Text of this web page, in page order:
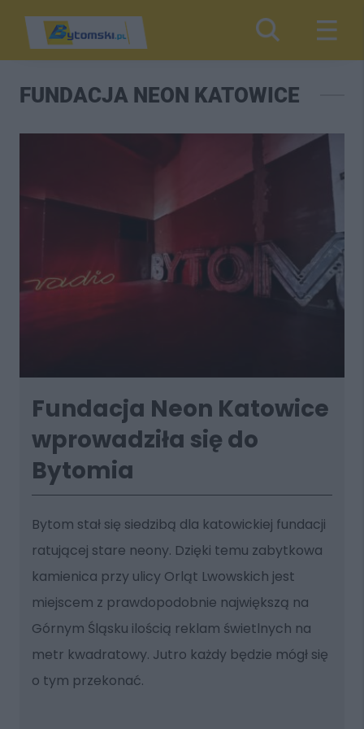
FUNDACJA NEON KATOWICE
Fundacja Neon Katowice
wprowadziła się do
Bytomia
Bytom stał się siedzibą dla katowickiej fundacji
ratującej stare neony. Dzięki temu zabytkowa
kamienica przy ulicy Orląt Lwowskich jest
miejscem z prawdopodobnie największą na
Górnym Śląsku ilością reklam świetlnych na
metr kwadratowy. Jutro każdy będzie mógł się
o tym przekonać.